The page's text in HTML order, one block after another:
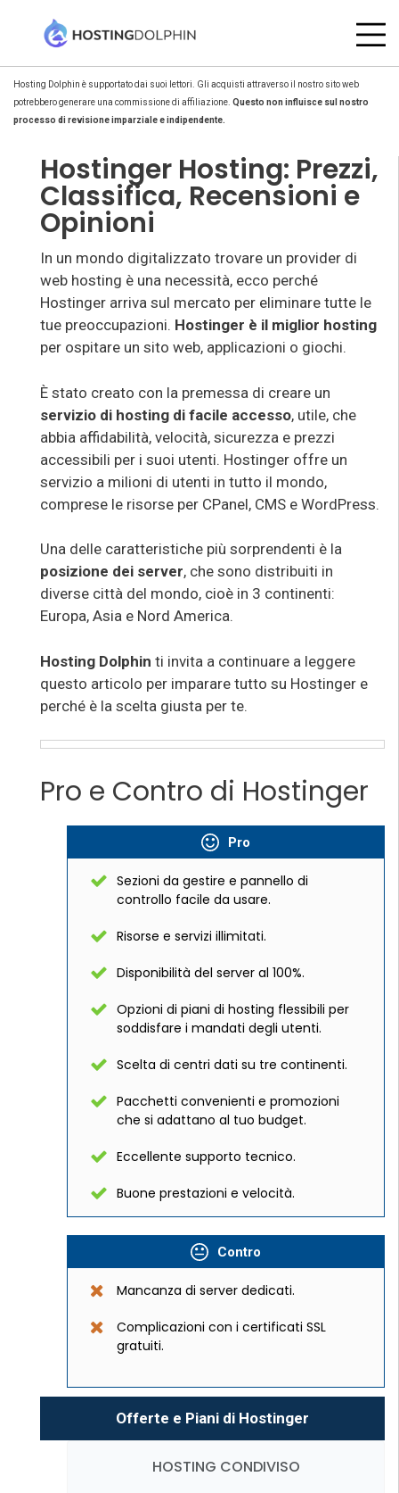
Hosting Dolphin è supportato dai suoi lettori. Gli acquisti attraverso il nostro sito web
potrebbero generare una commissione di affiliazione. Questo non influisce sul nostro
processo di revisione imparziale e indipendente.
Hostinger Hosting: Prezzi,
Classifica, Recensioni e
Opinioni
In un mondo digitalizzato trovare un provider di
web hosting è una necessità, ecco perché
Hostinger arriva sul mercato per eliminare tutte le
tue preoccupazioni. Hostinger è il miglior hosting
per ospitare un sito web, applicazioni o giochi.
È stato creato con la premessa di creare un
servizio di hosting di facile accesso, utile, che
abbia affidabilità, velocità, sicurezza e prezzi
accessibili per i suoi utenti. Hostinger offre un
servizio a milioni di utenti in tutto il mondo,
comprese le risorse per CPanel, CMS e WordPress.
Una delle caratteristiche più sorprendenti è la
posizione dei server, che sono distribuiti in
diverse città del mondo, cioè in 3 continenti:
Europa, Asia e Nord America.
Hosting Dolphin ti invita a continuare a leggere
questo articolo per imparare tutto su Hostinger e
perché è la scelta giusta per te.
Pro e Contro di Hostinger
Pro
Sezioni da gestire e pannello di
controllo facile da usare.
Risorse e servizi illimitati.
Disponibilità del server al 100%.
Opzioni di piani di hosting flessibili per
soddisfare i mandati degli utenti.
Scelta di centri dati su tre continenti.
Pacchetti convenienti e promozioni
che si adattano al tuo budget.
Eccellente supporto tecnico.
Buone prestazioni e velocità.
Contro
Mancanza di server dedicati.
Complicazioni con i certificati SSL
gratuiti.
Offerte e Piani di Hostinger
HOSTING CONDIVISO